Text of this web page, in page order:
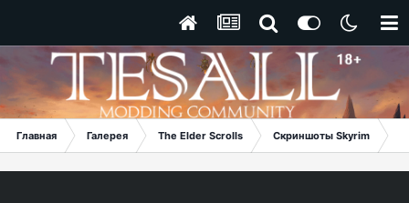
Главная Галерея The Elder Scrolls Скриншоты Skyrim